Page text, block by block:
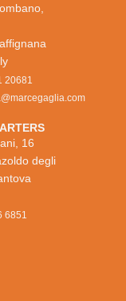
20681
16
degli
6851